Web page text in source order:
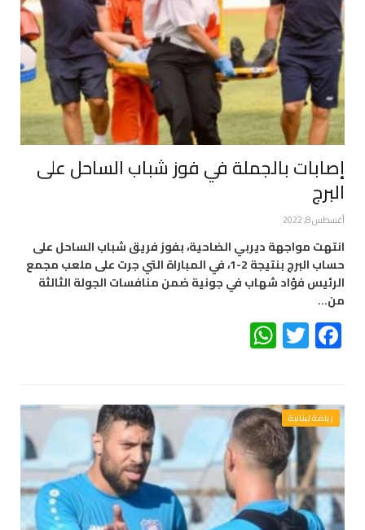
إصابات بالجملة في فوز شباب الساحل على
البرج
أغسطس 8, 2022
انتهت مواجهة ديربي الضاحية، بفوز فريق شباب الساحل على
حساب البرج بنتيجة 2-1، في المباراة التي جرت على ملعب مجمع
الرئيس فؤاد شهاب في جونية ضمن منافسات الجولة الثالثة
من…
Facebook
Twitter
رياضة لبنانية